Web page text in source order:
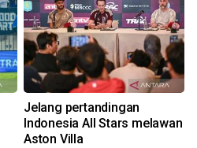
Jelang pertandingan
Indonesia All Stars melawan
Aston Villa